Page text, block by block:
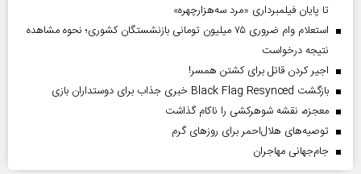
تا پایان فیلمبرداری «مرد سه‌هزارچهره»
استعلام وام ضروری ۷۵ میلیون تومانی بازنشستگان کشوری؛ نحوه مشاهده
نتیجه درخواست
اجیر کردن قاتل برای کشتن همسر!
بازگشت Black Flag Resynced خبری جذاب برای دوستداران بازی
معجزه، نقشه شوهرکشی را ناکام گذاشت
توصیه‌های هلال‌احمر برای روز‌های گرم
جام‌جهانی مهاجران